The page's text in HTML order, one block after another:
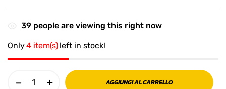
39 people are viewing this right now
Only4 item(s) left in stock!
AGGIUNGI AL CARRELLO